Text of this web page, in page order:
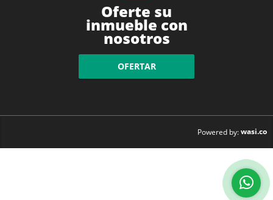
Oferte su
inmueble con
nosotros
OFERTAR
Powered by:wasi.co